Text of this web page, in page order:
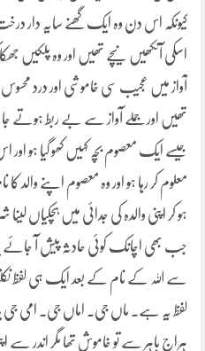
کیونکہ اس دن وہ ایک گھنے سایہ دار
اسکی آنکھیں نیچے تھیں اور وہ پلکیں جھکا
آواز میں عجیب سی خاموشی اور درد محسوس
تھیں اور جملے آواز سے بے ربط ہوتے
جیسے ایک معصوم بچہ کہیں کھو گیا ہو
معلوم کر رہا ہو اور وہ معصوم اپنے والد
ہو کر اپنی والدہ کی جدائی میں ہچکیاں
جب بھی اچانک کوئی حادثہ پیش آ
سے اللہ کے نام کے بعد ایک ہی لفظ
لفظ یہ ہے۔ ماں جی۔ اماں جی۔ امی جی
ہراج باہر سے تو خاموش تھا مگر اندر سے